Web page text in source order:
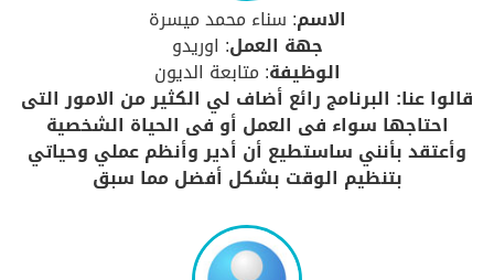
الاسم: سناء محمد ميسرة
جهة العمل: اوريدو
الوظيفة: متابعة الديون
قالوا عنا: البرنامج رائع أضاف لي الكثير من الامور التى
احتاجها سواء فى العمل أو فى الحياة الشخصية
وأعتقد بأنني ساستطيع أن أدير وأنظم عملي وحياتي
بتنظيم الوقت بشكل أفضل مما سبق